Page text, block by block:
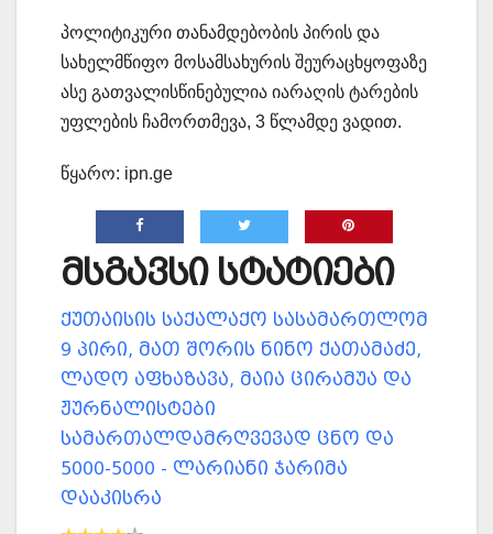
პოლიტიკური თანამდებობის პირის და
სახელმწიფო მოსამსახურის შეურაცხყოფაზე
ასე გათვალისწინებულია იარაღის ტარების
უფლების ჩამორთმევა, 3 წლამდე ვადით.
წყარო: ipn.ge
მსგავსი სტატიები
ქუთაისის საქალაქო სასამართლომ
9 პირი, მათ შორის ნინო ქათამაძე,
ლადო აფხაზავა, მაია ცირამუა და
ჟურნალისტები
სამართალდამრღვევად ცნო და
5000-5000 - ლარიანი ჯარიმა
დააკისრა